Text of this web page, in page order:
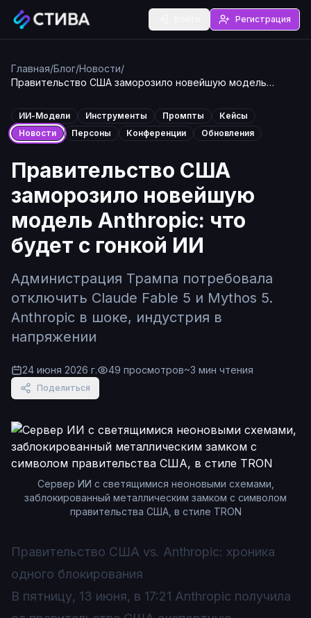
Регистрация
Главная/Блог/Новости/
Правительство США заморозило новейшую модель
ИИ-Модели Инструменты Промпты
Кейсы
Новости
Персоны Конференции Обновления
Правительство США
заморозило новейшую
модель Anthropic: что
будет с гонкой ИИ
Администрация Трампа потребовала
отключить Claude Fable 5 и Mythos 5.
Anthropic в шоке, индустрия в
напряжении
24 июня 2026 г. 49 просмотров~3 мин чтения
Поделиться
Сервер ИИ с светящимися неоновыми схемами,
заблокированный металлическим замком с символом
правительства США, в стиле TRON
Правительство США vs. Anthropic: хроника
одного блокирования
В пятницу, 13 июня, в 17:21 Anthropic получила